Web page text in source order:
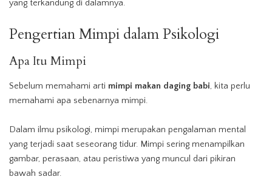
yang terkandung di dalamnya.
Pengertian Mimpi dalamPsikologi
Apa Itu Mimpi
Sebelum memahami arti mimpi makan daging babi, kita perlu
memahami apa sebenarnya mimpi.
Dalam ilmu psikologi, mimpi merupakan pengalaman mental
yang terjadi saat seseorang tidur. Mimpi sering menampilkan
gambar, perasaan, atau peristiwa yang muncul dari pikiran
bawah sadar.